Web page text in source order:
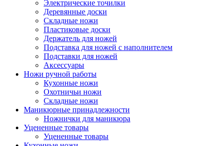
Электрические точилки
Деревянные доски
Складные ножи
Пластиковые доски
Держатель для ножей
Подставка для ножей с наполнителем
Подставки для ножей
Аксессуары
Ножи ручной работы
Кухонные ножи
Охотничьи ножи
Складные ножи
Маникюрные принадлежности
Ножнички для маникюра
Уцененные товары
Уцененные товары